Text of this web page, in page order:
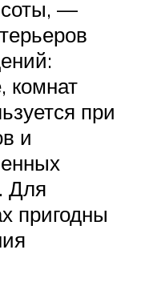
—
комнат
при
и
Для
пригодны